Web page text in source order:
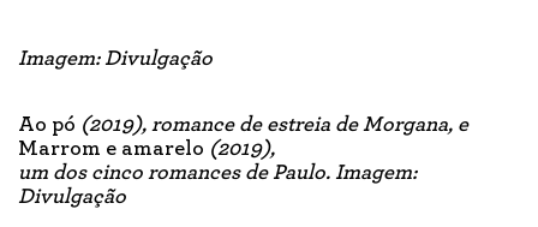
Imagem: Divulgação
Ao pó (2019), romance de estreia de Morgana, e
Marrom e amarelo (2019),
um dos cinco romances de Paulo. Imagem:
Divulgação